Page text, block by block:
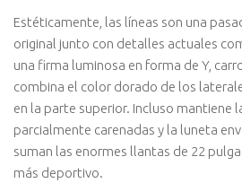
Estéticamente, las líneas son una
original junto con detalles actuales
una firma luminosa en forma de Y,
combina el color dorado de los
en la parte superior. Incluso mantiene
parcialmente carenadas y la luneta
suman las enormes llantas de 22
más deportivo.